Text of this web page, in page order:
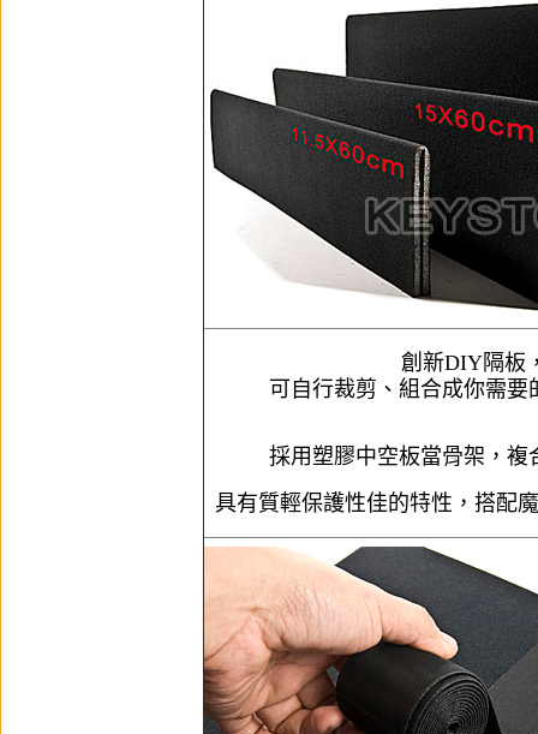
創新DIY隔板
可自行裁剪、組合成你需要
採用塑膠中空板當骨架，複
具有質輕保護性佳的特性，搭配